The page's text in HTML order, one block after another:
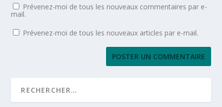
Prévenez-moi de tous les nouveaux commentaires par e-
mail.
Prévenez-moi de tous les nouveaux articles par e-mail.